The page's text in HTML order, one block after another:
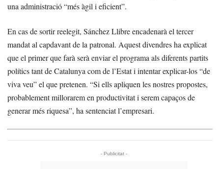
una administració “més àgil i eficient”.
En cas de sortir reelegit, Sánchez Llibre encadenarà el tercer
mandat al capdavant de la patronal. Aquest divendres ha explicat
que el primer que farà serà enviar el programa als diferents partits
polítics tant de Catalunya com de l’Estat i intentar explicar-los “de
viva veu” el que pretenen. “Si ells apliquen les nostres propostes,
probablement millorarem en productivitat i serem capaços de
generar més riquesa”, ha sentenciat l’empresari.
- Publicitat -